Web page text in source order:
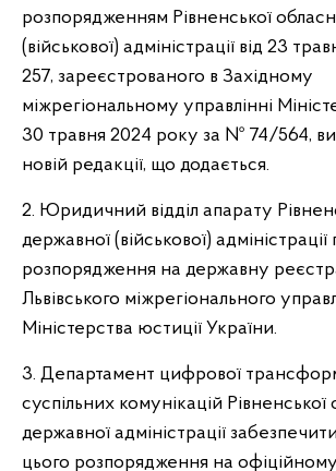
розпорядженням Рівненської
(військової) адміністрації від 23
257, зареєстрованого в Західному
міжрегіональному управлінні
30 травня 2024 року за № 74/564,
новій редакції, що додається.
2. Юридичний відділ апарату
державної (військової)
розпорядження на державну
Львівського міжрегіонального
Міністерства юстиції України.
3. Департамент цифрової
суспільних комунікацій Рівненської
державної адміністрації
цього розпорядження на